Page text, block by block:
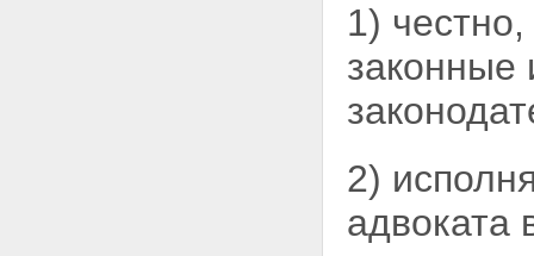
1)
законные
2)
адвоката